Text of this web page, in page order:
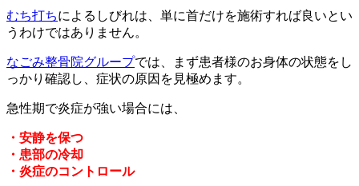
むち打ちによるしびれは、単に首だけを施術すれば良いとい
うわけではありません。
なごみ整骨院グループでは、まず患者様のお身体の状態をし
っかり確認し、症状の原因を見極めます。
急性期で炎症が強い場合には、
・安静を保つ
・患部の冷却
・炎症のコントロール